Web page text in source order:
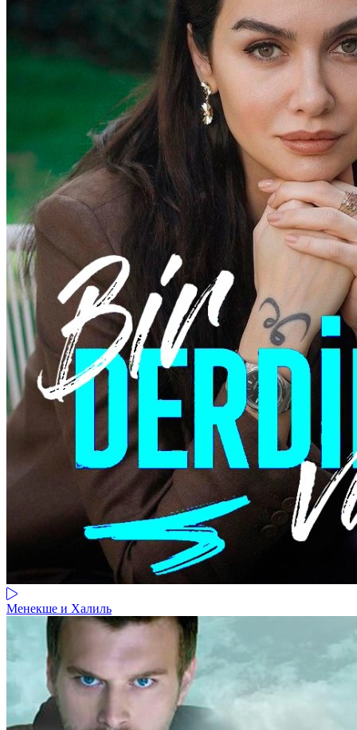
Менекше и Халиль